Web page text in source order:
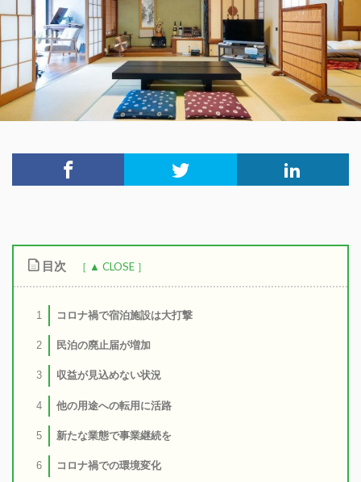
目次
1 コロナ禍で宿泊施設は大打撃
2 民泊の廃止届が増加
3 収益が見込めない状況
4 他の用途への転用に活路
5 新たな業態で事業継続を
6 コロナ禍での環境変化